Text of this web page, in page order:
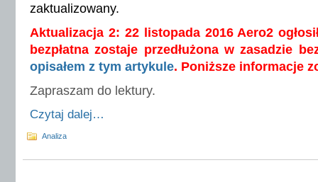
zaktualizowany.
Aktualizacja 2: 22 listopada2016 Aero2
bezpłatna zostaje przedłużona w zasadzie
opisałem z tym artykule. Poniższe informacje
Zapraszam do lektury.
Czytaj dalej…
Analiza